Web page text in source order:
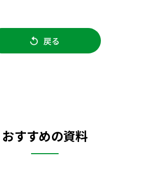
戻る
おすすめの資料